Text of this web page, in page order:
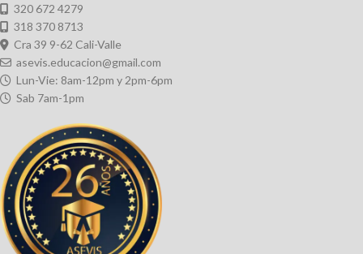
320 672 4279
318 370 8713
Cra 39 9-62 Cali-Valle
asevis.educacion@gmail.com
Lun-Vie: 8am-12pm y 2pm-6pm
Sab 7am-1pm